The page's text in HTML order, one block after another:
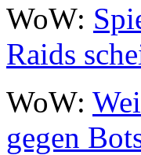
WoW:
Raids
WoW:
gegen